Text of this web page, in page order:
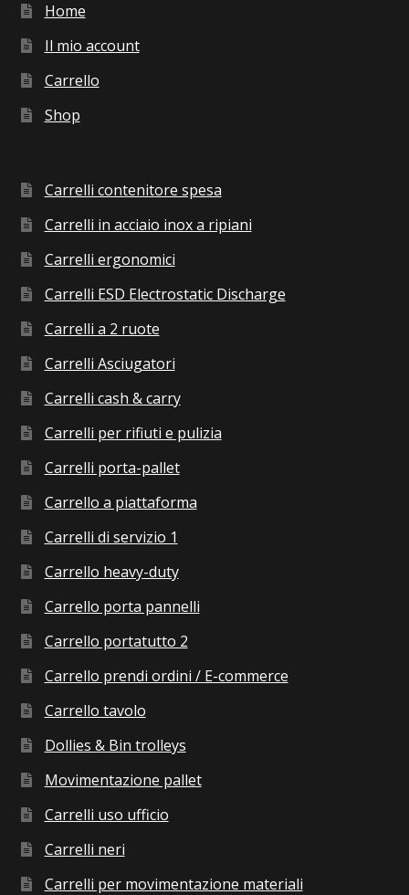
Home
Il mio account
Carrello
Shop
Carrelli contenitore spesa
Carrelli in acciaio inox a ripiani
Carrelli ergonomici
Carrelli ESD Electrostatic Discharge
Carrelli a 2 ruote
Carrelli Asciugatori
Carrelli cash & carry
Carrelli per rifiuti e pulizia
Carrelli porta-pallet
Carrello a piattaforma
Carrelli di servizio 1
Carrello heavy-duty
Carrello porta pannelli
Carrello portatutto 2
Carrello prendi ordini / E-commerce
Carrello tavolo
Dollies & Bin trolleys
Movimentazione pallet
Carrelli uso ufficio
Carrelli neri
Carrelli per movimentazione materiali